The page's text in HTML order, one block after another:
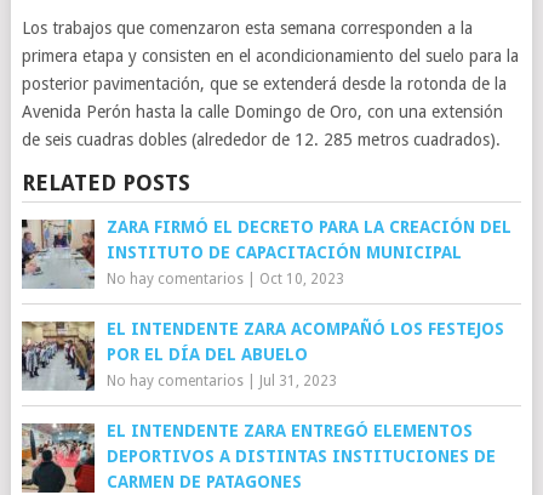
Los trabajos que comenzaron esta semana corresponden a la
primera etapa y consisten en el acondicionamiento del suelo para la
posterior pavimentación, que se extenderá desde la rotonda de la
Avenida Perón hasta la calle Domingo de Oro, con una extensión
de seis cuadras dobles (alrededor de 12. 285 metros cuadrados).
RELATED POSTS
ZARA FIRMÓ EL DECRETO PARA LA CREACIÓN DEL
INSTITUTO DE CAPACITACIÓN MUNICIPAL
No hay comentarios| Oct 10, 2023
EL INTENDENTE ZARA ACOMPAÑÓ LOS FESTEJOS
POR EL DÍA DEL ABUELO
No hay comentarios| Jul 31, 2023
EL INTENDENTE ZARA ENTREGÓ ELEMENTOS
DEPORTIVOS A DISTINTAS INSTITUCIONES DE
CARMEN DE PATAGONES